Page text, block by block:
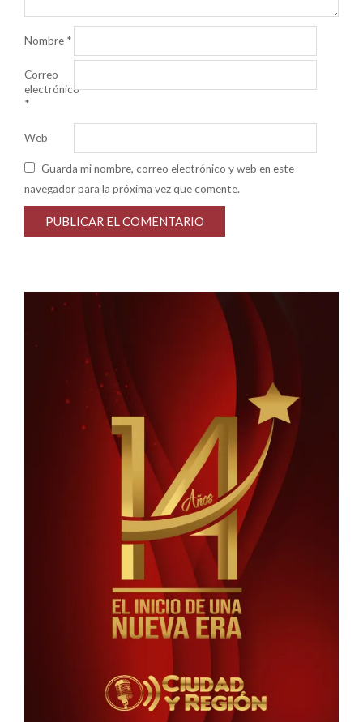
Nombre *
Correo
electrónico
*
Web
Guarda mi nombre, correo electrónico y web en este
navegador para la próxima vez que comente.